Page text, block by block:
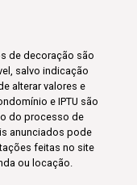
de decoração são
salvo indicação
alterar valores e
e IPTU são
do processo de
anunciados pode
feitas no site
ou locação.